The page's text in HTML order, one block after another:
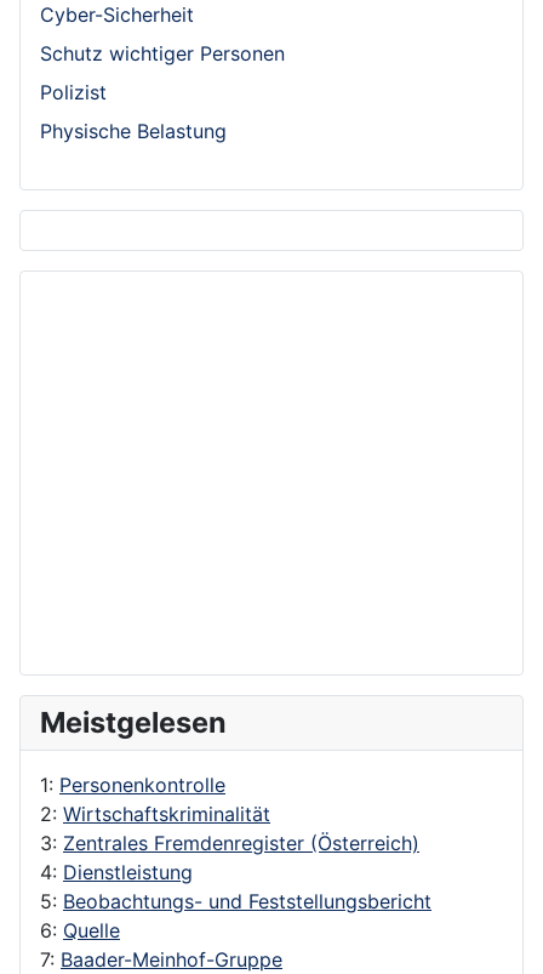
Cyber-Sicherheit
Schutz wichtiger Personen
Polizist
Physische Belastung
Meistgelesen
1: Personenkontrolle
2: Wirtschaftskriminalität
3: Zentrales Fremdenregister (Österreich)
4: Dienstleistung
5: Beobachtungs- und Feststellungsbericht
6: Quelle
7: Baader-Meinhof-Gruppe